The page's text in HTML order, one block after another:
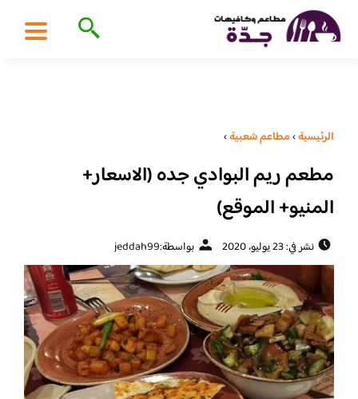
الرئيسية›مطاعم شعبية›
مطعم ريم البوادي جده (الاسعار+
المنيو+ الموقع)
نشر في: 23 يوليو، 2020 بواسطة:jeddah99